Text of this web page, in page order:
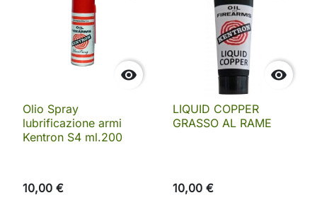

Olio Spray
lubrificazione armi
Kentron S4 ml.200
10,00 €

LIQUID COPPER
GRASSO AL RAME
10,00 €